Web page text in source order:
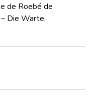
de Roebé de
Die Warte,